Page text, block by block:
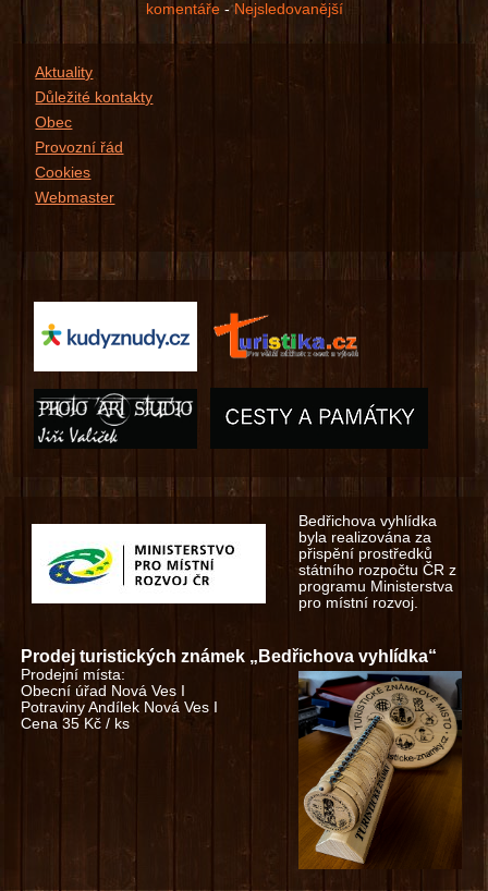
komentáře-Nejsledovanější
Aktuality
Důležité kontakty
Obec
Provozní řád
Cookies
Webmaster
Bedřichova vyhlídka
byla realizována za
přispění prostředků
státního rozpočtu ČR z
programu Ministerstva
pro místní rozvoj.
Prodej turistických známek „Bedřichova vyhlídka“
Prodejní místa:
Obecní úřad Nová Ves I
Potraviny Andílek Nová Ves I
Cena 35 Kč / ks